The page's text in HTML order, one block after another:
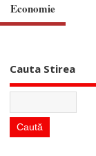
Economie
Cauta Stirea